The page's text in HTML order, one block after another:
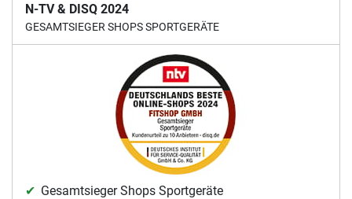
N-TV & DISQ 2024
GESAMTSIEGER SHOPS SPORTGERÄTE
Gesamtsieger Shops Sportgeräte